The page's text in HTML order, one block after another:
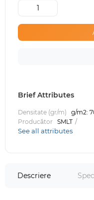
Brief Attributes
Densitate (gr/m) g/m2:
Producător SMLT
See all attributes
Descriere